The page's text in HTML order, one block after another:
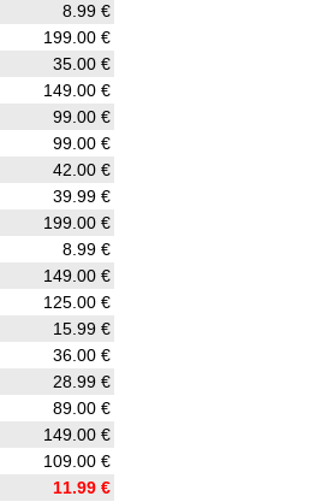
8.99 €
199.00 €
35.00 €
149.00 €
99.00 €
99.00 €
42.00 €
39.99 €
199.00 €
8.99 €
149.00 €
125.00 €
15.99 €
36.00 €
28.99 €
89.00 €
149.00 €
109.00 €
11.99 €